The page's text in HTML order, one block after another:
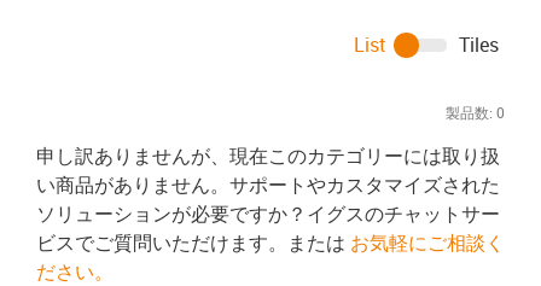
製品数: 0
List Tiles
申し訳ありませんが、現在このカテゴリーには取り扱
い商品がありません。サポートやカスタマイズされた
ソリューションが必要ですか？イグスのチャットサー
ビスでご質問いただけます。または お気軽にご相談く
ださい。